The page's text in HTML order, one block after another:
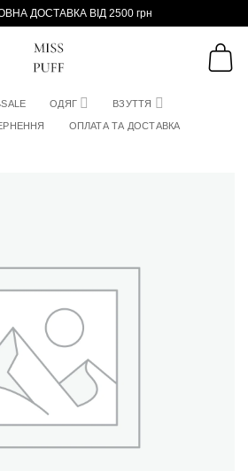
ДОСТАВКА ВІД 2500 грн
ОДЯГ ВЗУТТЯ
ОПЛАТА ТА ДОСТАВКА